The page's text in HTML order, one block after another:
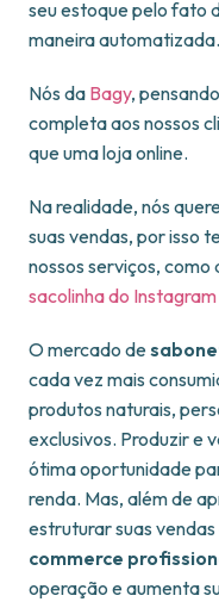
seu estoque pelo fato
maneira automatizada.
Nós da Bagy,
completa aos nossos
que uma loja online.
Na realidade, nós
suas vendas, por isso
nossos serviços,
sacolinha do Instagram
O mercado de
cada vez mais
produtos naturais,
exclusivos. Produzir e
ótima oportunidade
renda. Mas, além de
estruturar suas
commerce
operação e aumenta